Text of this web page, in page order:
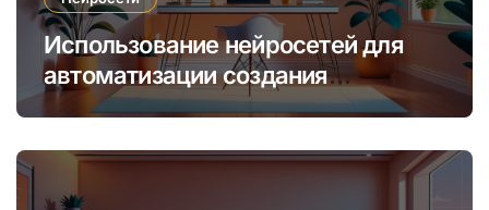
Использование нейросетей для
автоматизации создания
уникальных интернет-курсов и